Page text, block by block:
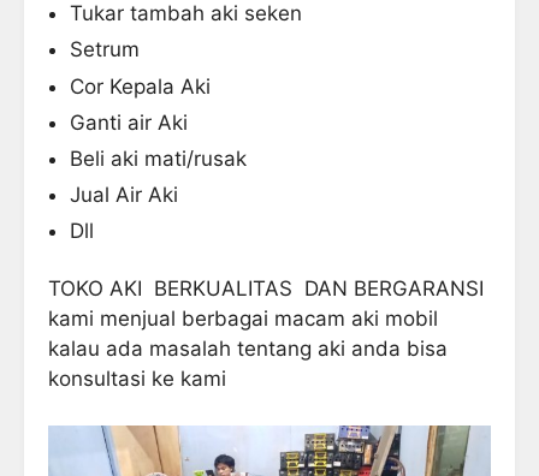
Tukar tambah aki seken
Setrum
Cor Kepala Aki
Ganti air Aki
Beli aki mati/rusak
Jual Air Aki
Dll
TOKO AKI BERKUALITAS DAN BERGARANSI
kami menjual berbagai macam aki mobil
kalau ada masalah tentang aki anda bisa
konsultasi ke kami